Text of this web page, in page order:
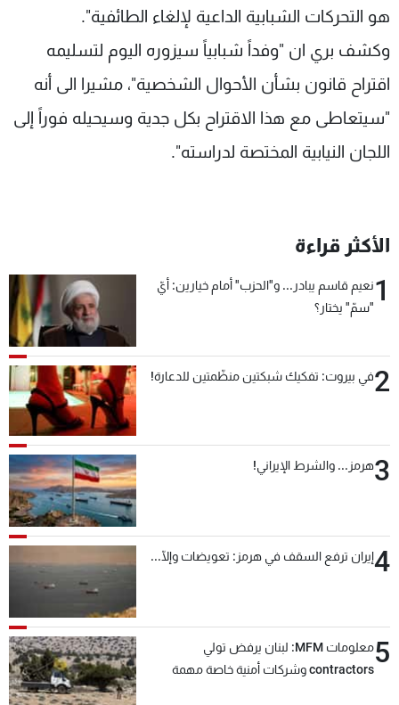
هو التحركات الشبابية الداعية لإلغاء الطائفية".
وكشف بري ان "وفداً شبابياً سيزوره اليوم لتسليمه
اقتراح قانون بشأن الأحوال الشخصية"، مشيرا الى أنه
"سيتعاطى مع هذا الاقتراح بكل جدية وسيحيله فوراً إلى
اللجان النيابية المختصة لدراسته".
الأكثر قراءة
1نعيم قاسم يبادر... و"الحزب" أمام خيارين: أيّ
"سمّ" يختار؟
2في بيروت: تفكيك شبكتين منظّمتين للدعارة!
3هرمز... والشرط الإيراني!
4إيران ترفع السقف في هرمز: تعويضات وإلّا...
5
معلومات MFM: لبنان يرفض تولي
contractors وشركات أمنية خاصة مهمة
الإنـتـاج
لاعلاناتكم
وظائف
تواصل معنا
شروط الإسـتخدام
سياسة الخصوصية